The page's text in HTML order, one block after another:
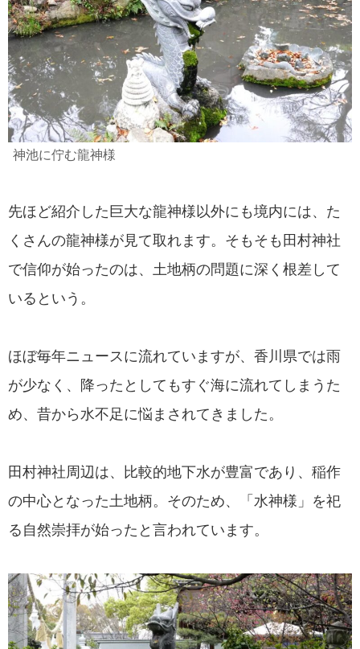
神池に佇む龍神様
先ほど紹介した巨大な龍神様以外にも境内には、た
くさんの龍神様が見て取れます。そもそも田村神社
で信仰が始ったのは、土地柄の問題に深く根差して
いるという。
ほぼ毎年ニュースに流れていますが、香川県では雨
が少なく、降ったとしてもすぐ海に流れてしまうた
め、昔から水不足に悩まされてきました。
田村神社周辺は、比較的地下水が豊富であり、稲作
の中心となった土地柄。そのため、「水神様」を祀
る自然崇拝が始ったと言われています。